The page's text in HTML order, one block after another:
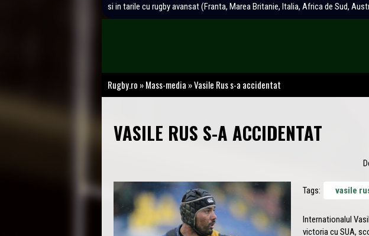
si in tarile cu rugby avansat (Franta, Marea Britanie, Italia, Africa de Sud,
Rugby.ro »Mass-media »Vasile Rus s-a accidentat
VASILE RUS S-A ACCIDENTAT
Tags: vasile
Internationalul
victoria cu SUA,